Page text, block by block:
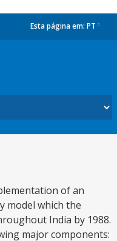
Esta página em: PT
of an
model which the
India by 1988.
major components: